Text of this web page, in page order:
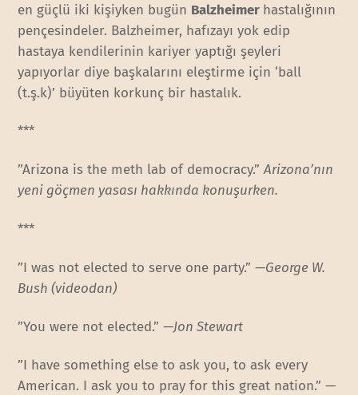
en güçlü iki kişiyken bugün Balzheimer hastalığının
pençesindeler. Balzheimer, hafızayı yok edip
hastaya kendilerinin kariyer yaptığı şeyleri
yapıyorlar diye başkalarını eleştirme için ‘ball
(t.ş.k)’ büyüten korkunç bir hastalık.
***
”Arizona is the meth lab of democracy.”Arizona’nın
yeni göçmen yasası hakkında konuşurken.
***
”I was not elected to serve one party.”—George W.
Bush (videodan)
”You were not elected.”—Jon Stewart
”I have something else to ask you, to ask every
American. I ask you to pray for this great nation.”—